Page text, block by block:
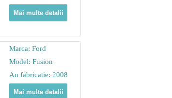
Mai multe detalii
Marca: Ford
Model: Fusion
An fabricatie: 2008
Mai multe detalii